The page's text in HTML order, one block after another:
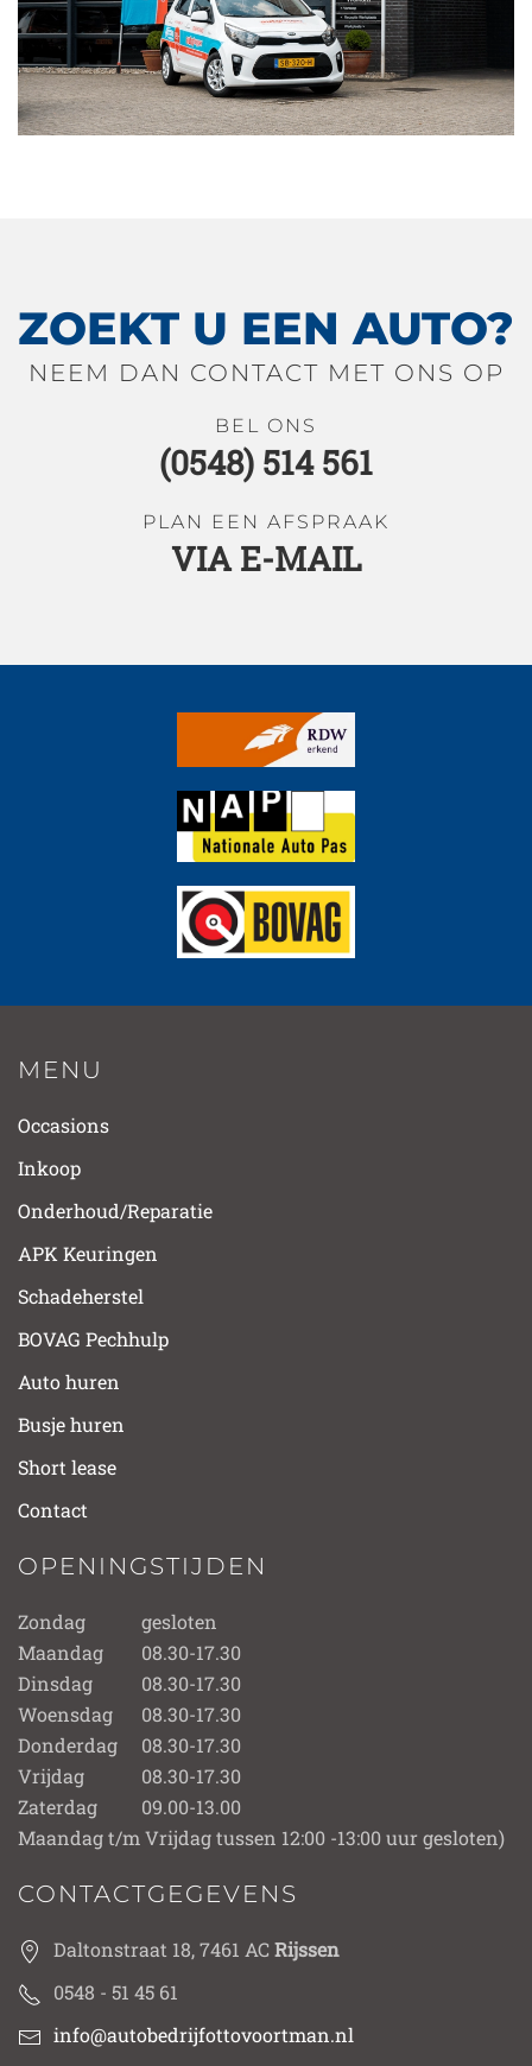
ZOEKT U EEN AUTO?
NEEM DAN CONTACT MET ONS OP
BEL ONS
(0548) 514 561
PLAN EEN AFSPRAAK
VIA E-MAIL
MENU
Occasions
Inkoop
Onderhoud/Reparatie
APK Keuringen
Schadeherstel
BOVAG Pechhulp
Auto huren
Busje huren
Short lease
Contact
OPENINGSTIJDEN
Zondag
gesloten
Maandag
08.30-17.30
Dinsdag
08.30-17.30
Woensdag
08.30-17.30
Donderdag
08.30-17.30
Vrijdag
08.30-17.30
Zaterdag
09.00-13.00
Maandag t/m Vrijdag tussen 12:00 -13:00 uur gesloten)
CONTACTGEGEVENS
Daltonstraat 18, 7461 AC Rijssen
0548 - 51 45 61
info@autobedrijfottovoortman.nl